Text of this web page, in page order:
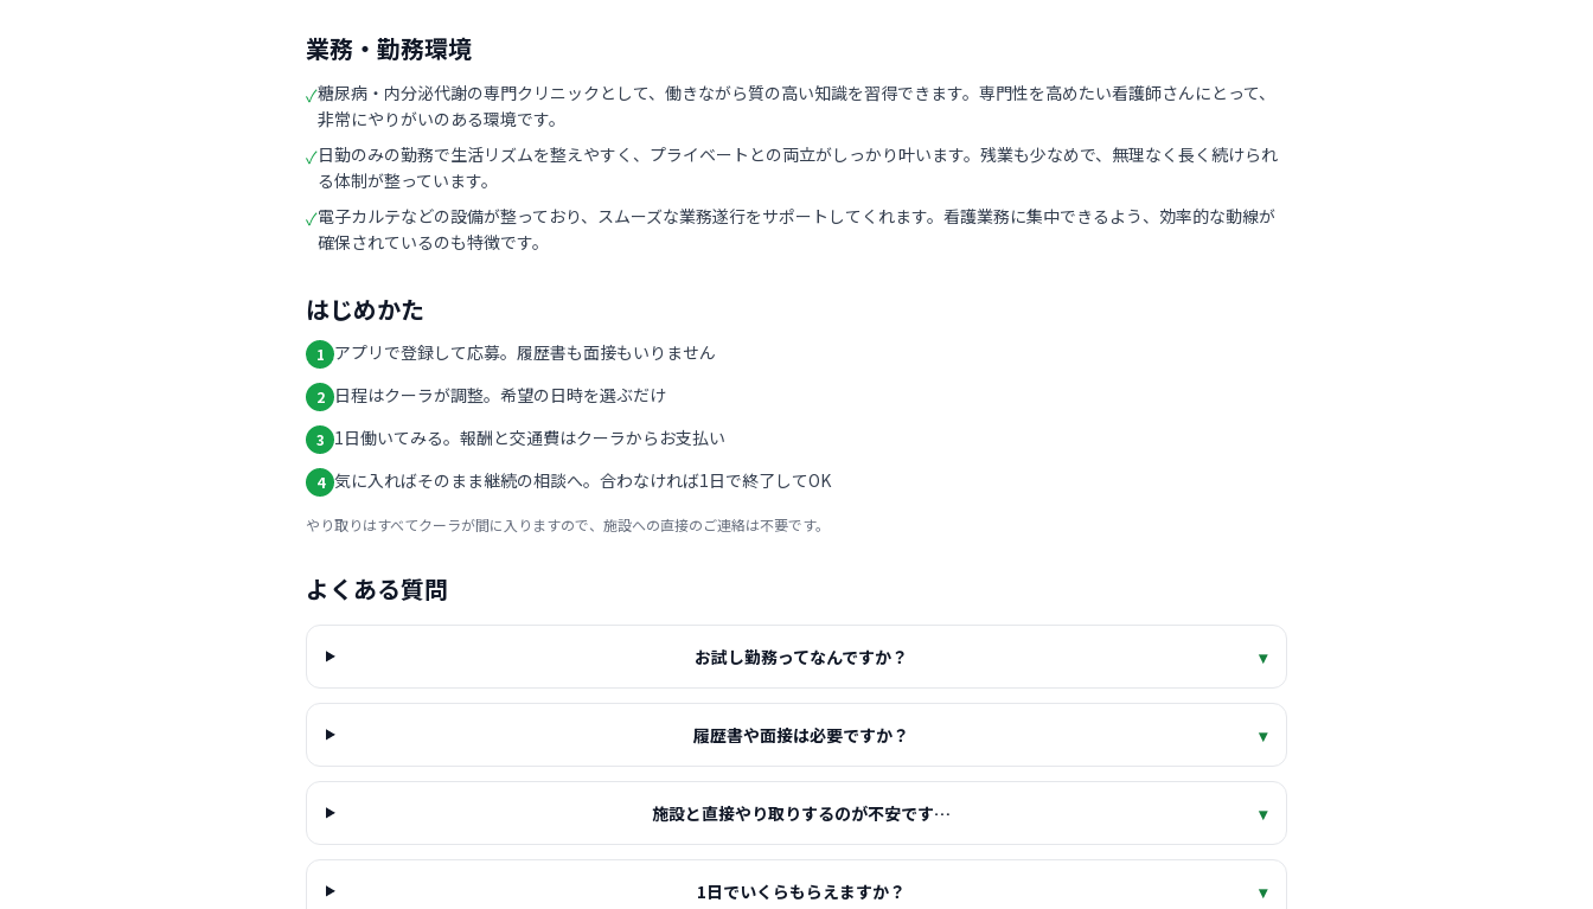
業務・勤務環境
✓糖尿病・内分泌代謝の専門クリニックとして、働きながら質の高い知識を習得できます。専門性を高めたい看護師さんにとって、
非常にやりがいのある環境です。
✓日勤のみの勤務で生活リズムを整えやすく、プライベートとの両立がしっかり叶います。残業も少なめで、無理なく長く続けられ
る体制が整っています。
✓電子カルテなどの設備が整っており、スムーズな業務遂行をサポートしてくれます。看護業務に集中できるよう、効率的な動線が
確保されているのも特徴です。
はじめかた
1 アプリで登録して応募。履歴書も面接もいりません
2 日程はクーラが調整。希望の日時を選ぶだけ
3 1日働いてみる。報酬と交通費はクーラからお支払い
4 気に入ればそのまま継続の相談へ。合わなければ1日で終了してOK
やり取りはすべてクーラが間に入りますので、施設への直接のご連絡は不要です。
よくある質問
お試し勤務ってなんですか？ ▾
履歴書や面接は必要ですか？ ▾
施設と直接やり取りするのが不安です… ▾
1日でいくらもらえますか？ ▾